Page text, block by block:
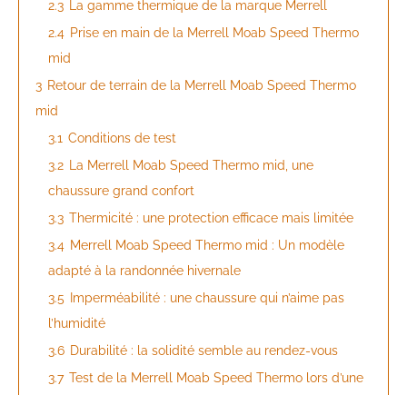
2.3 La gamme thermique de la marque Merrell
2.4 Prise en main de la Merrell Moab Speed Thermo
mid
3 Retour de terrain de la Merrell Moab Speed Thermo
mid
3.1 Conditions de test
3.2 La Merrell Moab Speed Thermo mid, une
chaussure grand confort
3.3 Thermicité : une protection efficace mais limitée
3.4 Merrell Moab Speed Thermo mid : Un modèle
adapté à la randonnée hivernale
3.5
Imperméabilité : une chaussure qui n’aime pas
l’humidité
3.6 Durabilité : la solidité semble au rendez-vous
3.7 Test de la Merrell Moab Speed Thermo lors d’une